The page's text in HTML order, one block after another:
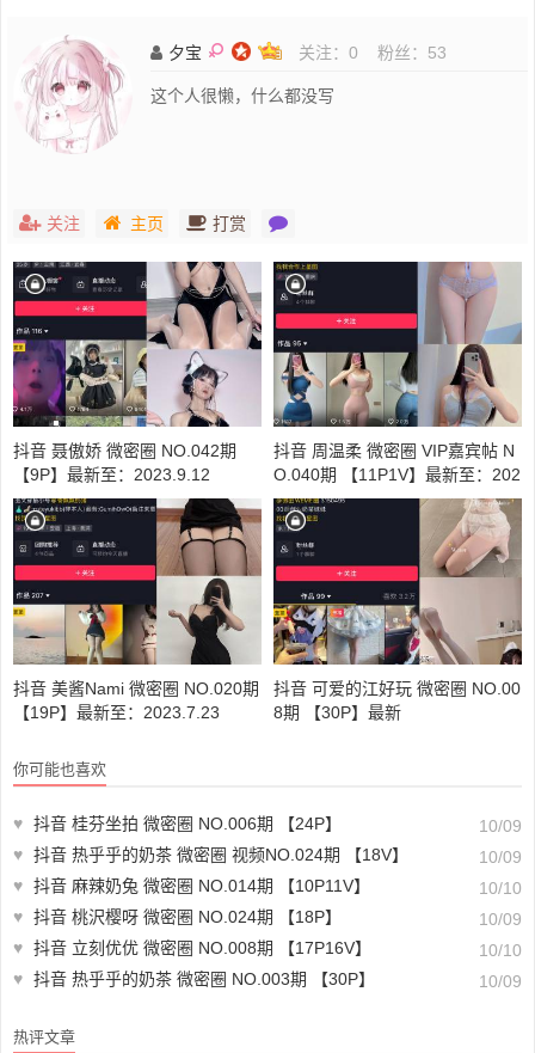
夕宝 关注： 0 粉丝： 53
这个人很懒，什么都没写
关注 主页 打赏
抖音 聂傲娇 微密圈 NO.042期
【9P】最新至：2023.9.12
抖音 周温柔 微密圈 VIP嘉宾帖 N
O.040期 【11P1V】最新至：202
3.11.13
抖音 美酱Nami 微密圈 NO.020期
【19P】最新至：2023.7.23
抖音 可爱的江好玩 微密圈 NO.00
8期 【30P】最新
你可能也喜欢
♥ 抖音 桂芬坐拍 微密圈 NO.006期 【24P】
10/09
♥ 抖音 热乎乎的奶茶 微密圈 视频NO.024期 【18V】
10/09
♥ 抖音 麻辣奶兔 微密圈 NO.014期 【10P11V】
10/10
♥ 抖音 桃沢樱呀 微密圈 NO.024期 【18P】
10/09
♥ 抖音 立刻优优 微密圈 NO.008期 【17P16V】
10/10
♥ 抖音 热乎乎的奶茶 微密圈 NO.003期 【30P】 10/09
热评文章